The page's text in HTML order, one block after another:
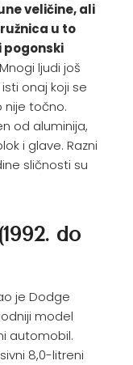
veličine, ali
u to
pogonski
ljudi još
onaj koji se
nije točno.
od aluminija,
i glave. Razni
sličnosti su
do
je Dodge
model
automobil.
8,0-litreni